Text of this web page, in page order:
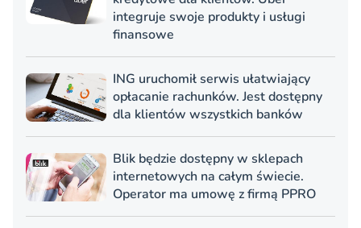
integruje swoje produkty i usługi
finansowe
ING uruchomił serwis ułatwiający
opłacanie rachunków. Jest dostępny
dla klientów wszystkich banków
Blik będzie dostępny w sklepach
internetowych na całym świecie.
Operator ma umowę z firmą PPRO